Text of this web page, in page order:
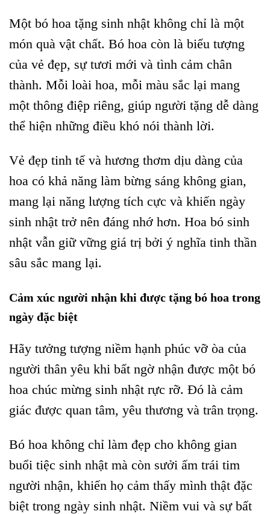
Một bó hoa tặng sinh nhật không chỉ là một
món quà vật chất. Bó hoa còn là biểu tượng
của vẻ đẹp, sự tươi mới và tình cảm chân
thành. Mỗi loài hoa, mỗi màu sắc lại mang
một thông điệp riêng, giúp người tặng dễ dàng
thể hiện những điều khó nói thành lời.
Vẻ đẹp tinh tế và hương thơm dịu dàng của
hoa có khả năng làm bừng sáng không gian,
mang lại năng lượng tích cực và khiến ngày
sinh nhật trở nên đáng nhớ hơn. Hoa bó sinh
nhật vẫn giữ vững giá trị bởi ý nghĩa tinh thần
sâu sắc mang lại.
Cảm xúc người nhận khi được tặng bó hoa trong
ngày đặc biệt
Hãy tưởng tượng niềm hạnh phúc vỡ òa của
người thân yêu khi bất ngờ nhận được một bó
hoa chúc mừng sinh nhật rực rỡ. Đó là cảm
giác được quan tâm, yêu thương và trân trọng.
Bó hoa không chỉ làm đẹp cho không gian
buổi tiệc sinh nhật mà còn sưởi ấm trái tim
người nhận, khiến họ cảm thấy mình thật đặc
biệt trong ngày sinh nhật. Niềm vui và sự bất